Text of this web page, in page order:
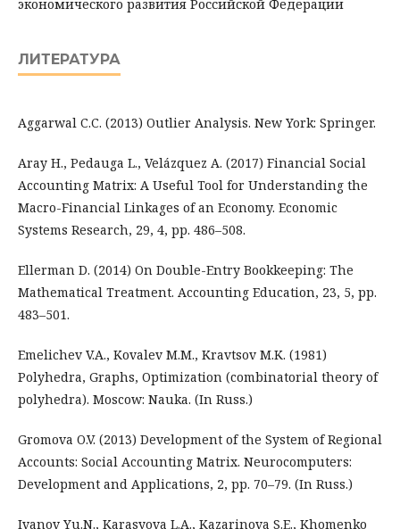
экономического развития Российской Федерации
ЛИТЕРАТУРА
Aggarwal C.C. (2013) Outlier Analysis. New York: Springer.
Aray H., Pedauga L., Velázquez A. (2017) Financial Social
Accounting Matrix: A Useful Tool for Understanding the
Macro-Financial Linkages of an Economy. Economic
Systems Research, 29, 4, pp. 486–508.
Ellerman D. (2014) On Double-Entry Bookkeeping: The
Mathematical Treatment. Accounting Education, 23, 5, pp.
483–501.
Emelichev V.A., Kovalev M.M., Kravtsov M.K. (1981)
Polyhedra, Graphs, Optimization (combinatorial theory of
polyhedra). Moscow: Nauka. (In Russ.)
Gromova O.V. (2013) Development of the System of Regional
Accounts: Social Accounting Matrix. Neurocomputers:
Development and Applications, 2, pp. 70–79. (In Russ.)
Ivanov Yu.N., Karasyova L.A., Kazarinova S.E., Khomenko